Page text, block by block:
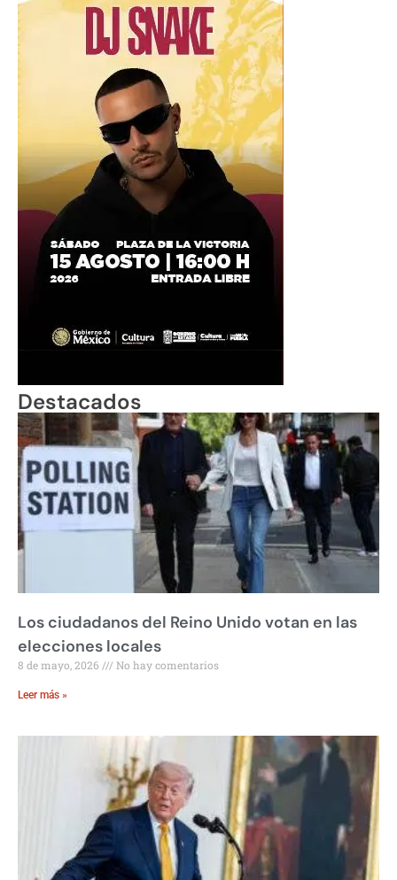
Destacados
Los ciudadanos del Reino Unido votan en las
elecciones locales
8 de mayo, 2026 No hay comentarios
Leer más »